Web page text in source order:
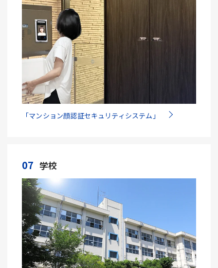
「マンション顔認証セキュリティシステム」
07 学校